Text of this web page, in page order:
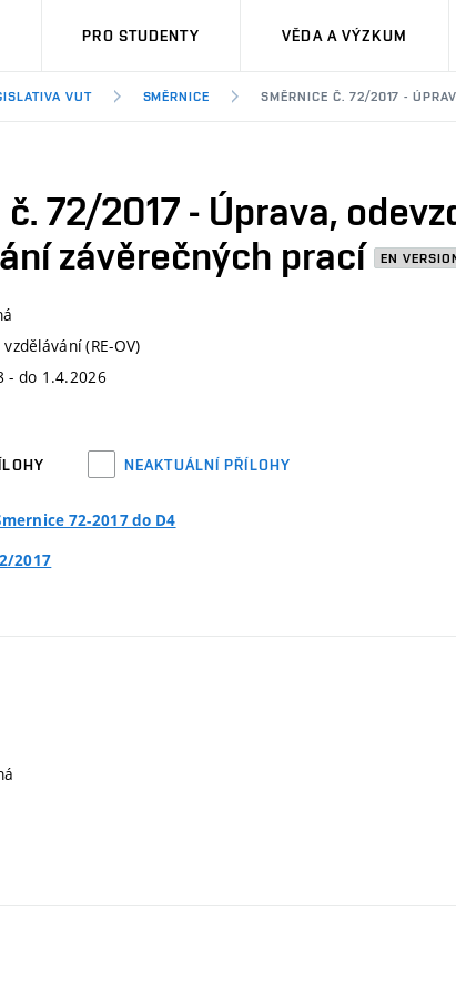
PRO STUDENTY VĚDA A VÝZKUM
VUT SMĚRNICE SMĚRNICE Č. 72/2017 -
72/2017 - Úprava,
závěrečných prací
EN
(RE-OV)
- do 1.4.2026
NEAKTUÁLNÍ PŘÍLOHY
72-2017 do D4
2017